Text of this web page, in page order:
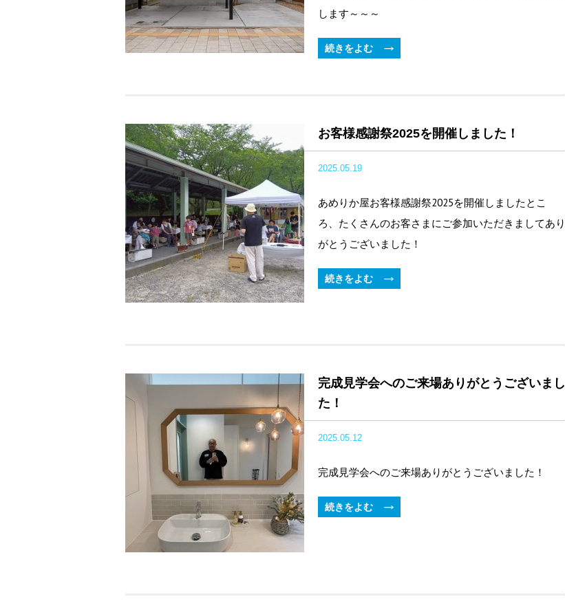
します～～～
続きをよむ
お客様感謝祭2025を開催しました！
2025.05.19
あめりか屋お客様感謝祭2025を開催しましたとこ
ろ、たくさんのお客さまにご参加いただきましてあり
がとうございました！
続きをよむ
完成見学会へのご来場ありがとうございまし
た！
2025.05.12
完成見学会へのご来場ありがとうございました！
続きをよむ